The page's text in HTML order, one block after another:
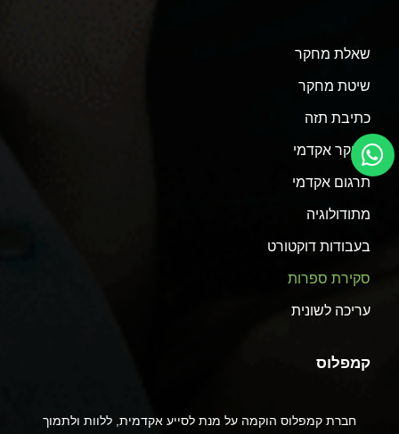
שאלת מחקר
שיטת מחקר
כתיבת תזה
מחקר אקדמי
תרגום אקדמי
מתודולוגיה
בעבודות דוקטורט
סקירת ספרות
עריכה לשונית
קמפלוס
חברת קמפלוס הוקמה על מנת לסייע אקדמית, ללוות ולתמוך